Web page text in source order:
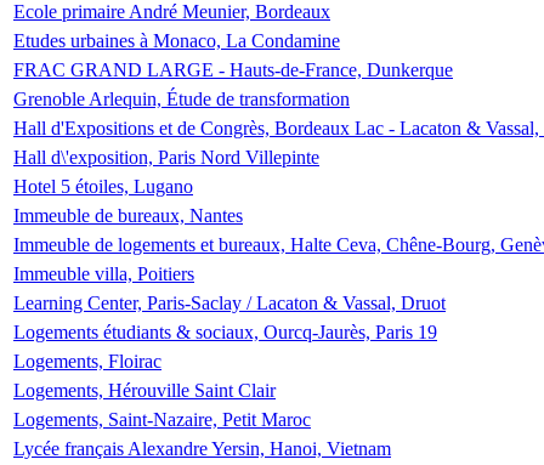
Ecole primaire André Meunier, Bordeaux
Etudes urbaines à Monaco, La Condamine
FRAC GRAND LARGE - Hauts-de-France, Dunkerque
Grenoble Arlequin, Étude de transformation
Hall d'Expositions et de Congrès, Bordeaux Lac - Lacaton &
Hall d\'exposition, Paris Nord Villepinte
Hotel 5 étoiles, Lugano
Immeuble de bureaux, Nantes
Immeuble de logements et bureaux, Halte Ceva, Chêne-Bourg,
Immeuble villa, Poitiers
Learning Center, Paris-Saclay / Lacaton & Vassal, Druot
Logements étudiants & sociaux, Ourcq-Jaurès, Paris 19
Logements, Floirac
Logements, Hérouville Saint Clair
Logements, Saint-Nazaire, Petit Maroc
Lycée français Alexandre Yersin, Hanoi, Vietnam